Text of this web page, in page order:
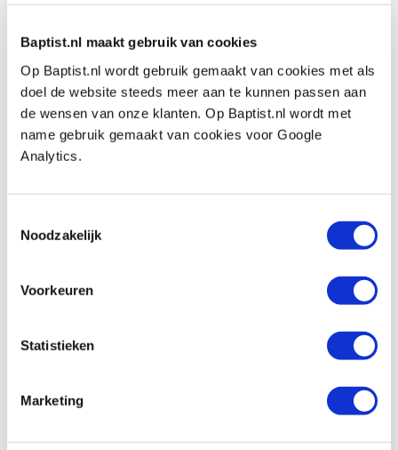
Baptist.nl maakt gebruik van cookies
Op Baptist.nl wordt gebruik gemaakt van cookies met als
doel de website steeds meer aan te kunnen passen aan
de wensen van onze klanten. Op Baptist.nl wordt met
name gebruik gemaakt van cookies voor Google
Analytics.
Noodzakelijk
Voorkeuren
Statistieken
Marketing
Artikelnummer: 1100364
€ 27,05 incl. btw
€ 22,36 excl. btw
Op voorraad
Vergelijken
Veiligheidsfreeskop 120 mm voor 40 x 4
Beoordelingen